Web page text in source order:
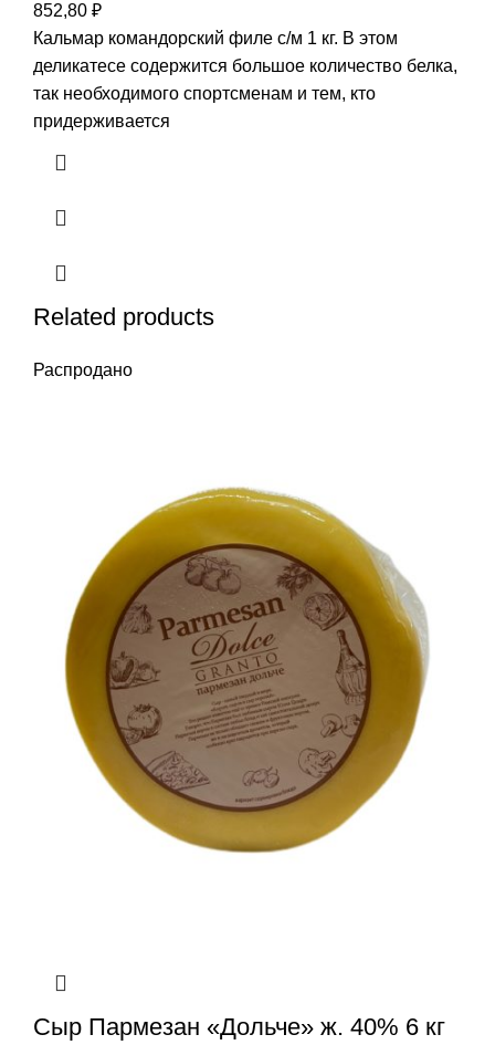
852,80 ₽
Кальмар командорский филе с/м 1 кг. В этом
деликатесе содержится большое количество белка,
так необходимого спортсменам и тем, кто
придерживается
Related products
Распродано
Сыр Пармезан «Дольче» ж. 40% 6 кг